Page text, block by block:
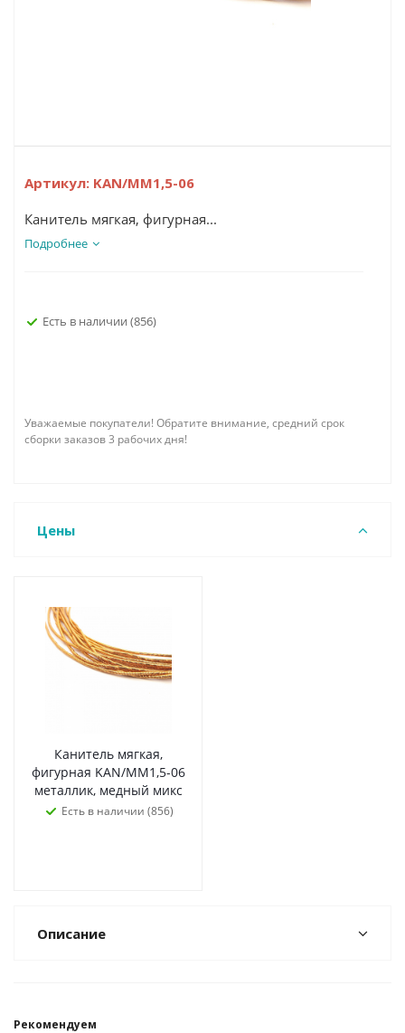
Артикул: KAN/MM1,5-06
Канитель мягкая, фигурная...
Подробнее
Есть в наличии (856)
Уважаемые покупатели! Обратите внимание, средний срок
сборки заказов 3 рабочих дня!
Цены
Канитель мягкая,
фигурная KAN/MM1,5-06
металлик, медный микс
Есть в наличии (856)
Описание
Рекомендуем